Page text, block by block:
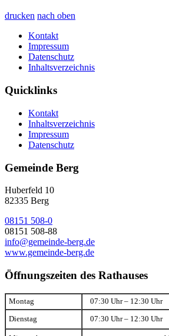
drucken nach oben
Kontakt
Impressum
Datenschutz
Inhaltsverzeichnis
Quicklinks
Kontakt
Inhaltsverzeichnis
Impressum
Datenschutz
Gemeinde Berg
Huberfeld 10
82335 Berg
08151 508-0
08151 508-88
info@gemeinde-berg.de
www.gemeinde-berg.de
Öffnungszeiten des Rathauses
Montag 07:30 Uhr – 12:30 Uhr
Dienstag 07:30 Uhr – 12:30 Uhr